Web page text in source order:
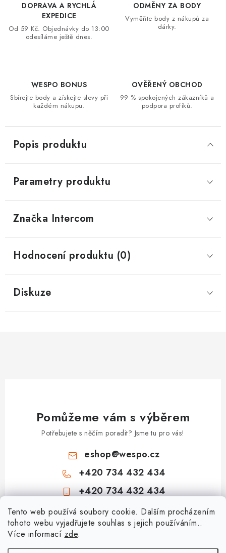
Tento web používá soubory cookie. Dalším procházením
tohoto webu vyjadřujete souhlas s jejich používáním..
Více informací zde.
DOPRAVA A RYCHLÁ
EXPEDICE
Od 59 Kč. Objednávky do 13:00
odesíláme ještě dnes.
ODMĚNY ZA BODY
Vyměňte body z nákupů za
dárky.
WESPO BONUS
Sbírejte body a získejte slevy při
každém nákupu.
OVĚŘENÝ OBCHOD
99 % spokojených zákazníků a
podpora profíků.
Popis produktu
Parametry produktu
Značka Intercom
Hodnocení produktu (0)
Diskuze
Pomůžeme vám s výběrem
Potřebujete s něčím poradit? Jsme tu pro vás!
eshop@wespo.cz
+420 734 432 434
+420 734 432 434
Informace pro vás